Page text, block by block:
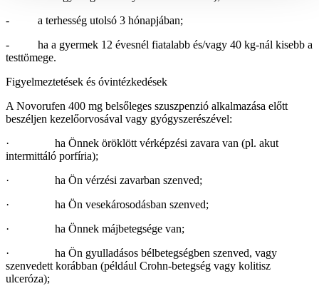
- a terhesség utolsó 3 hónapjában;
- ha a gyermek 12 évesnél fiatalabb és/vagy 40 kg-nál kisebb a
testtömege.
Figyelmeztetések és óvintézkedések
A Novorufen 400 mg belsőleges szuszpenzió alkalmazása előtt
beszéljen kezelőorvosával vagy gyógyszerészével:
· ha Önnek öröklött vérképzési zavara van (pl. akut
intermittáló porfíria);
· ha Ön vérzési zavarban szenved;
· ha Ön vesekárosodásban szenved;
· ha Önnek májbetegsége van;
· ha Ön gyulladásos bélbetegségben szenved, vagy
szenvedett korábban (például Crohn-betegség vagy kolitisz
ulceróza);